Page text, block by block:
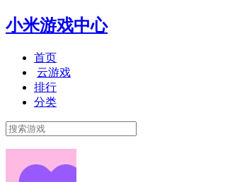
小米游戏中心
首页
云游戏
排行
分类